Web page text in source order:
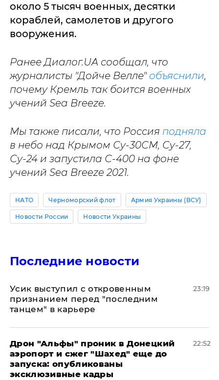
около 5 тысяч военных, десятки
кораблей, самолетов и другого
вооружения.
Ранее Диалог.UA сообщал, что
журналисты "Дойче Велле" объяснили,
почему Кремль так боится военных
учений Sea Breeze.
Мы также писали, что Россия подняла
в небо над Крымом Су-30СМ, Су-27,
Су-24 и запустила С-400 на фоне
учений Sea Breeze 2021.
НАТО Черноморский флот Армия Украины (ВСУ)
Новости России Новости Украины
Последние новости
Усик выступил с откровенным
признанием перед "последним
танцем" в карьере
23:19
Дрон "Альфы" проник в Донецкий
аэропорт и сжег "Шахед" еще до
запуска: опубликованы
эксклюзивные кадры
22:52